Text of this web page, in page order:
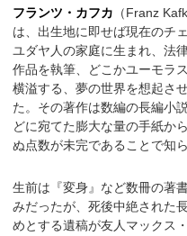
フランツ・カフカ （Franz
は、出生地に即せば現在のチ
ユダヤ人の家庭に生まれ、法
作品を執筆、どこかユーモラ
横溢する、夢の世界を想起さ
た。その著作は数編の長編小
どに宛てた膨大な量の手紙か
ぬ点数が未完であることで知
生前は『変身』など数冊の著
みだったが、死後中絶された
めとする遺稿が友人マックス